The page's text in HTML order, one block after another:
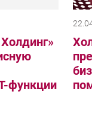
функции